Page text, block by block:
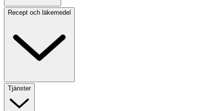
Recept och läkemedel
Tjänster